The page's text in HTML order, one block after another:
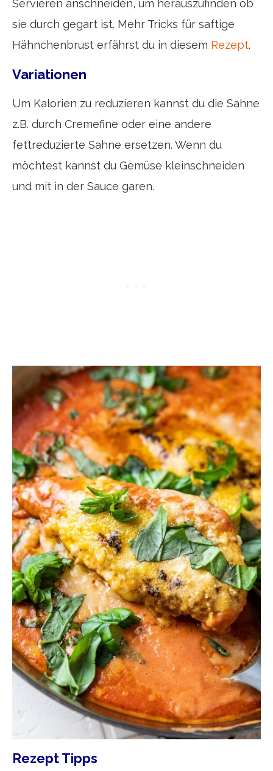
Servieren anschneiden, um herauszufinden ob
sie durch gegart ist. Mehr Tricks für saftige
Hähnchenbrust erfährst du in diesem Rezept.
Variationen
Um Kalorien zu reduzieren kannst du die Sahne
z.B. durch Cremefine oder eine andere
fettreduzierte Sahne ersetzen. Wenn du
möchtest kannst du Gemüse kleinschneiden
und mit in der Sauce garen.
Rezept Tipps